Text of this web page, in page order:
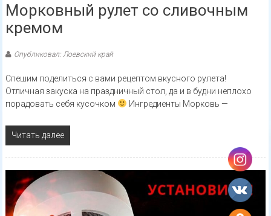
Морковный рулет со сливочным
кремом
Опубликовал: Лоевский край
Спешим поделиться с вами рецептом вкусного рулета!
Отличная закуска на праздничный стол, да и в будни неплохо
порадовать себя кусочком
Ингредиенты Морковь —
Читать далее